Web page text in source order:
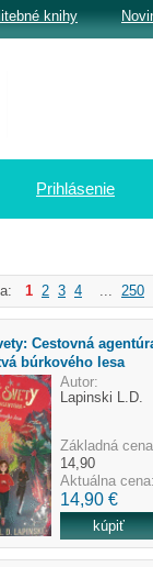
Prihlásenie
1 2 3 4 ... 250
Cestovná
búrkového lesa
Autor:
Lapinski L.D.
Základná
14,90
Aktuálna
14,90 €
knihy